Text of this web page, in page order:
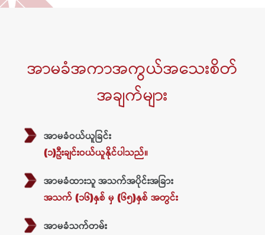
အာမခံအကာအကွယ်အသေးစိတ်
အချက်များ
အာမခံဝယ်ယူခြင်း
(၁)ဦးချင်းဝယ်ယူနိုင်ပါသည်။
အာမခံထားသူ အသက်အပိုင်းအခြား
အသက် (၁၆)နှစ် မှ (၆၅)နှစ် အတွင်း
အာမခံသက်တမ်း